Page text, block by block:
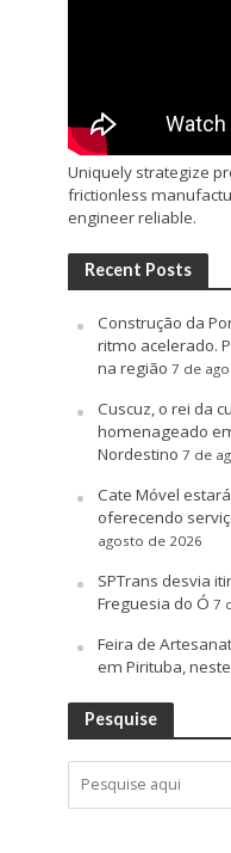
Uniquely strategize
frictionless
engineer reliable.
Recent Posts
Construção da
ritmo acelerado.
na região 7 de
Cuscuz, o rei da
homenageado
Nordestino 7 de
Cate Móvel
oferecendo
agosto de 2026
SPTrans desvia
Freguesia do Ó 7
Feira de
em Pirituba,
Pesquise